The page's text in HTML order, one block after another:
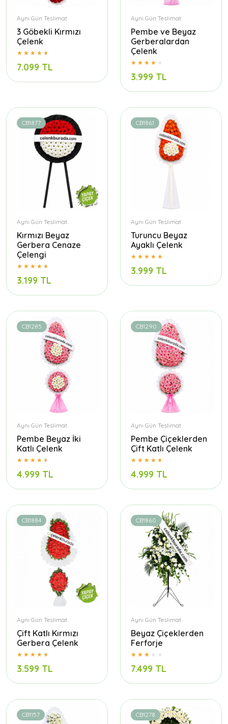
Aynı Gün Teslimat
3 Göbekli Kırmızı
Çelenk
7.099 TL
Aynı Gün Teslimat
Pembe ve Beyaz
Gerberalardan
Çelenk
3.999 TL
CB1877
Aynı Gün Teslimat
Kırmızı Beyaz
Gerbera Cenaze
Çelengi
3.199 TL
CB1861
Aynı Gün Teslimat
Turuncu Beyaz
Ayaklı Çelenk
3.999 TL
CB1285
Aynı Gün Teslimat
Pembe Beyaz İki
Katlı Çelenk
4.999 TL
CB1290
Aynı Gün Teslimat
Pembe Çiçeklerden
Çift Katlı Çelenk
4.999 TL
CB1884
Aynı Gün Teslimat
Çift Katlı Kırmızı
Gerbera Çelenk
3.599 TL
CB1860
Aynı Gün Teslimat
Beyaz Çiçeklerden
Ferforje
7.499 TL
CB1157 CB1278